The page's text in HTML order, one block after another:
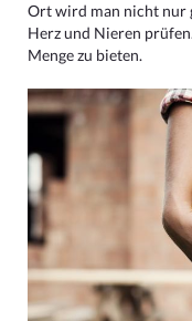
Ort wird man nicht nur
Herz und Nieren
Menge zu bieten.